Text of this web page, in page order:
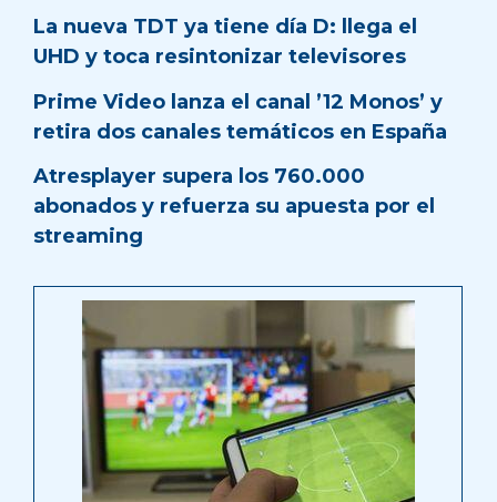
La nueva TDT ya tiene día D: llega el
UHD y toca resintonizar televisores
Prime Video lanza el canal ’12 Monos’ y
retira dos canales temáticos en España
Atresplayer supera los 760.000
abonados y refuerza su apuesta por el
streaming